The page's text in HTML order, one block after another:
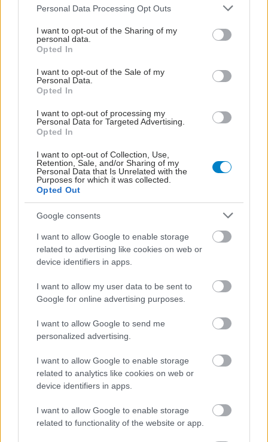
Please note that this website/app uses one or more Google
not limited to your visit or usage behaviour. You may click to
grant or deny consent to Google and its third-party tags to
use your data for below specified purposes in below Google
consent section.
Personal Data Processing Opt Outs
I want to opt-out of the Sharing of my
personal data.
Opted In
I want to opt-out of the Sale of my
Personal Data.
Opted In
I want to opt-out of processing my
Personal Data for Targeted Advertising.
Opted In
I want to opt-out of Collection, Use,
Retention, Sale, and/or Sharing of my
Personal Data that Is Unrelated with the
Purposes for which it was collected.
Opted Out
Google consents
I want to allow Google to enable storage
related to advertising like cookies on web or
device identifiers in apps.
I want to allow my user data to be sent to
Google for online advertising purposes.
I want to allow Google to send me
personalized advertising.
I want to allow Google to enable storage
related to analytics like cookies on web or
device identifiers in apps.
I want to allow Google to enable storage
related to functionality of the website or app.
ΜΠΕΙΤΕ ΣΤΗ ΣΥΖΗΤΗΣΗ
Loading...
Προσθήκη Σχολίου